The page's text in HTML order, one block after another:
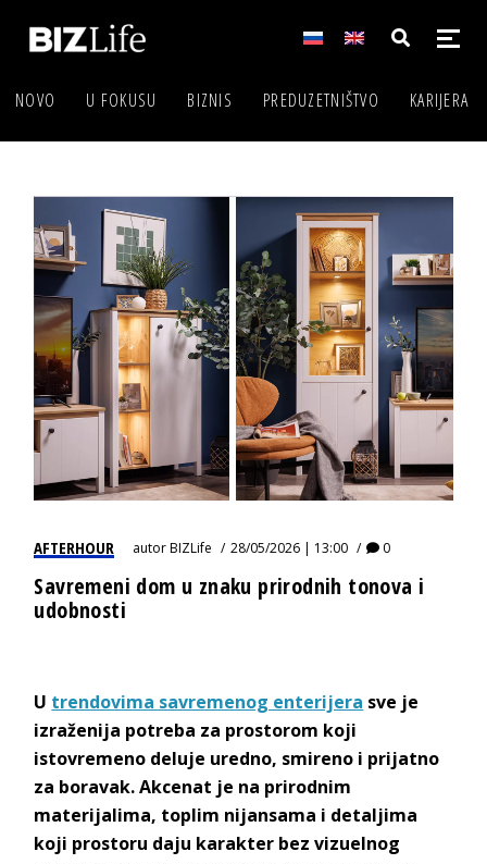
NOVO U FOKUSU BIZNIS PREDUZETNIŠTVO KARIJERA
AFTERHOUR autorBIZLife 28/05/2026 | 13:00 0
Savremeni dom u znaku prirodnih tonova i
udobnosti
U trendovima savremenog enterijera sve je
izraženija potreba za prostorom koji
istovremeno deluje uredno, smireno i prijatno
za boravak. Akcenat je na prirodnim
materijalima, toplim nijansama i detaljima
koji prostoru daju karakter bez vizuelnog